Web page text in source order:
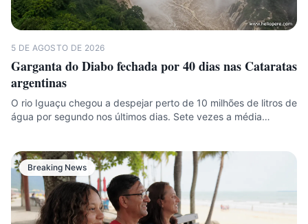
5 DE AGOSTO DE 2026
Garganta do Diabo fechada por 40 dias nas Cataratas
argentinas
O rio Iguaçu chegou a despejar perto de 10 milhões de litros de
água por segundo nos últimos dias. Sete vezes a média…
Breaking News